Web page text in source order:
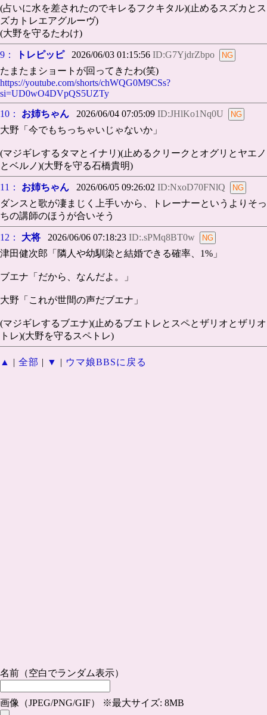
(占いに水を差されたのでキレるフクキタル)(止めるスズカとス
ズカトレエアグルーヴ)
(大野を守るたわけ)
9： トレピッピ2026/06/03 01:15:56 ID:G7YjdrZbpo
たまたまショートが回ってきたわ(笑)
https://youtube.com/shorts/chWQG0M9CSs?
si=UD0wO4DVpQS5UZTy
10：
お姉ちゃん 2026/06/04 07:05:09 ID:JHlKo1Nq0U
大野「今でもちっちゃいじゃないか」
(マジギレするタマとイナリ)(止めるクリークとオグリとヤエノ
とベルノ)(大野を守る石橋貴明)
11： お姉ちゃん 2026/06/05 09:26:02 ID:NxoD70FNlQ
ダンスと歌が凄まじく上手いから、トレーナーというよりそっ
ちの講師のほうが合いそう
12： 大将 2026/06/06 07:18:23 ID:.sPMq8BT0w
津田健次郎「隣人や幼馴染と結婚できる確率、1%」
ブエナ「だから、なんだよ。」
大野「これが世間の声だブエナ」
(マジギレするブエナ)(止めるブエトレとスペとザリオとザリオ
トレ)(大野を守るスペトレ)
▲ | 全部 | ▼ | ウマ娘BBSに戻る
名前（空白でランダム表示）
画像（JPEG/PNG/GIF） ※最大サイズ: 8MB